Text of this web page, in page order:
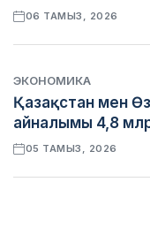
06 ТАМЫЗ, 2026
ЭКОНОМИКА
Қазақстан мен
айналымы 4,8
05 ТАМЫЗ, 2026